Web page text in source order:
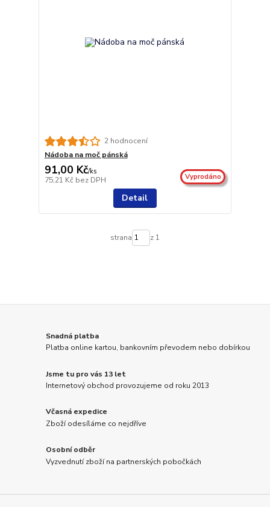
2 hodnocení
Nádoba na moč pánská
91,00 Kč/ks
75,21 Kč bez DPH Vyprodáno
Detail
strana z 1
Snadná platba
Platba online kartou, bankovním převodem nebo dobírkou
Jsme tu pro vás 13 let
Internetový obchod provozujeme od roku 2013
Včasná expedice
Zboží odesíláme co nejdříve
Osobní odběr
Vyzvednutí zboží na partnerských pobočkách